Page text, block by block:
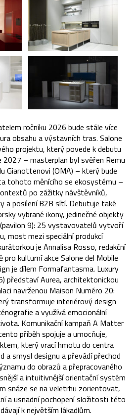
ročníku 2026 bude stále více
obsahu a výstavních tras. Salone
projektu, který povede k debutu
2027 – masterplan byl svěřen Remu
Gianottenovi (OMA) – který bude
tohoto měnícího se ekosystému –
po zážitky návštěvníků,
a posílení B2B sítí. Debutuje také
vybrané ikony, jedinečné objekty
9): 25 vystavovatelů vytvoří
most mezi speciální produkcí
je Annalisa Rosso, redakční
pro kulturní akce Salone del Mobile
je dílem Formafantasma. Luxury
představí Aurea, architektonickou
navrženou Maison Numéro 20:
transformuje interiérový design
a využívá emocionální
Komunikační kampaň A Matter
příběh spojuje a umocňuje,
který vrací hmotu do centra
a smysl designu a převádí přechod
do obrazů a přepracovaného
a intuitivnější orientační systém
snáze se na veletrhu zorientovat,
a usnadní pochopení složitosti této
k největším lákadlům.